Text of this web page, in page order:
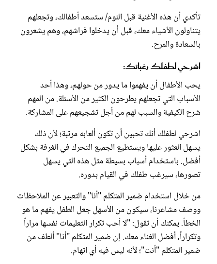
تأكدي أن هذه الأغنية قبل النوم/ ستسعد أطفالك، وتجعلهم
يتناولون الأشياء معك، قبل أن يدخلوا فراشهم، وهم يشعرون
بالسعادة والمرح.
اشرحي لطفلك رغباتك:
يحب الأطفال أن يفهموا ما يدور من حولهم، وهذا أحد
الأسباب التي تجعلهم يطرحون الكثير من الأسئلة. من المهم
شرح الكيفية والسبب لهم من أجل تشجيعهم على المشاركة.
اشرحي لطفلك أنك تحبين أن تكون ألعابه مرتبة؛ لأن ذلك
يسهل العثور عليها ويستطيع الجميع التحرك في الغرفة بشكل
أفضل. باستخدام أسباب بسيطة مثل هذه التي يسهل
تصورها، سيرغب طفلك في القيام بدوره.
من خلال استخدام ضمير المتكلم "أنا" والتعبير عن الملاحظات
ووصف مشاعرنا، سيكون من الأسهل جعل الطفل يفهم ما هو
الخطأ. يمكنك أن تقول: "لا أحب تكرار التعليمات نفسها مراراً
وتكراراً، أفضل الغناء معك. إن ضمير المتكلم "أنا" ألطف من
ضمير المتكلم "أنت"؛ لأنه ليس فيه أي اتهام.